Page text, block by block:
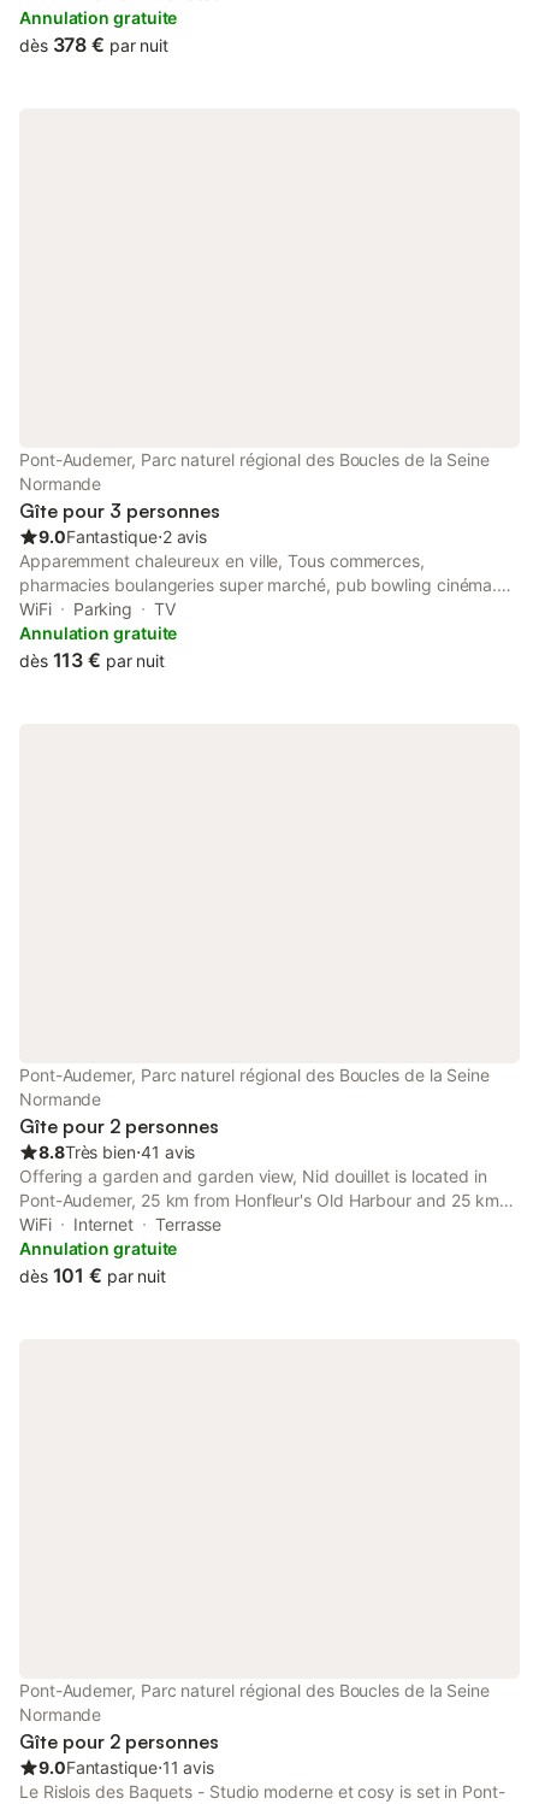
This property offers access to a terrace, darts, and free WiFi.
Annulation gratuite
dès 378 € par nuit
Pont-Audemer, Parc naturel régional des Boucles de la Seine
Normande
Gîte pour 3 personnes
9.0Fantastique⋅2 avis
Apparemment chaleureux en ville, Tous commerces,
pharmacies boulangeries super marché, pub bowling cinéma.
stationnement facile et gratuit. Proche de Honfleur et des
grands axes. Autoroute vers Rouen, Le Havre Deauville Caen
WiFi Parking
TV
Annulation gratuite
dès 113 € par nuit
Pont-Audemer, Parc naturel régional des Boucles de la Seine
Normande
Gîte pour 2 personnes
8.8Très bien⋅41 avis
Offering a garden and garden view, Nid douillet is located in
Pont-Audemer, 25 km from Honfleur's Old Harbour and 25 km
from La Forge Museum.
WiFi Internet
Terrasse
Annulation gratuite
dès 101 € par nuit
Pont-Audemer, Parc naturel régional des Boucles de la Seine
Normande
Gîte pour 2 personnes
9.0Fantastique⋅11 avis
Le Rislois des Baquets - Studio moderne et cosy is set in Pont-